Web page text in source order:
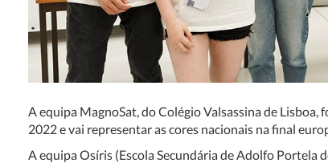
A equipa MagnoSat, do Colégio Valsassina de Lisboa,
2022 e vai representar as cores nacionais na final
A equipa Osíris (Escola Secundária de Adolfo Portela